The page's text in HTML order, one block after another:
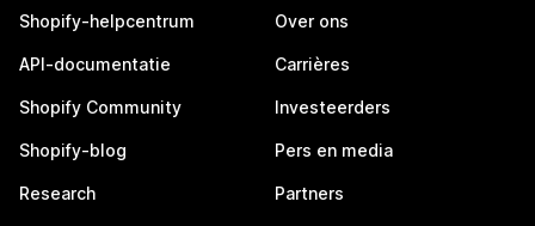
Shopify-helpcentrum
API-documentatie
Shopify Community
Shopify-blog
Research
Over ons
Carrières
Investeerders
Pers en media
Partners